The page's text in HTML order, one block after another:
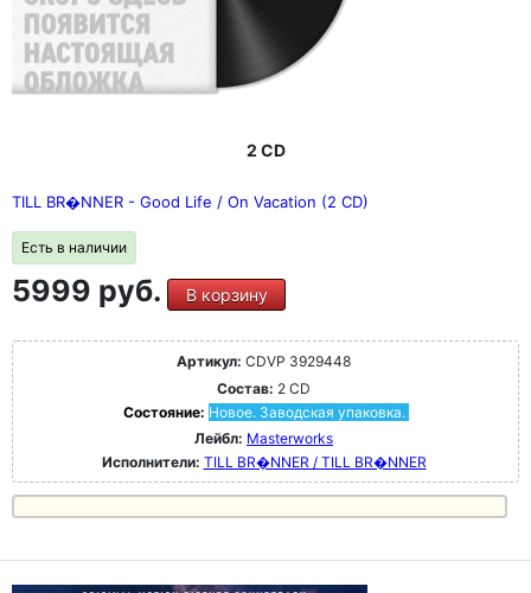
2 CD
TILL BR�NNER - Good Life / On Vacation (2 CD)
Есть в наличии
5999 руб. В корзину
Артикул: CDVP 3929448
Состав: 2 CD
Состояние: Новое. Заводская упаковка.
Лейбл: Masterworks
Исполнители: TILL BR�NNER / TILL BR�NNER